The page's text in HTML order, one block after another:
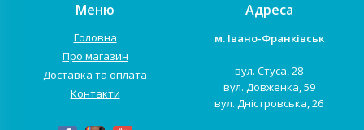
Меню
Головна
Про магазин
Доставка та оплата
Контакти
Адреса
м. Івано-Франківськ
вул. Стуса, 28
вул. Довженка, 59
вул. Дністровська, 26